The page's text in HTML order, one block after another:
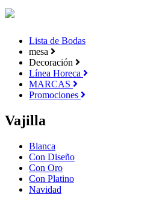
Lista de Bodas
mesa
Decoración
Línea Horeca
MARCAS
Promociones
Vajilla
Blanca
Con Diseño
Con Oro
Con Platino
Navidad